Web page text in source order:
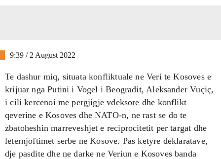
9:39 / 2 August 2022
Te dashur miq, situata konfliktuale ne Veri te Kosoves e
krijuar nga Putini i Vogel i Beogradit, Aleksander Vuçiç,
i cili kercenoi me pergjigje vdeksore dhe konflikt
qeverine e Kosoves dhe NATO-n, ne rast se do te
zbatoheshin marreveshjet e reciprocitetit per targat dhe
leternjoftimet serbe ne Kosove. Pas ketyre deklaratave,
dje pasdite dhe ne darke ne Veriun e Kosoves banda